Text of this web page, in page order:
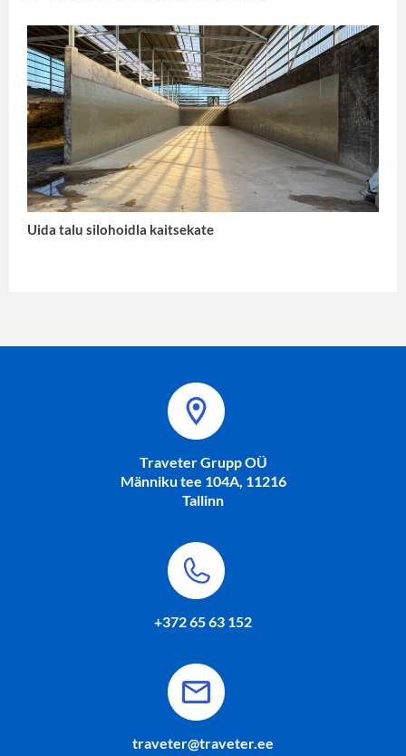
Uida talu silohoidla kaitsekate
Traveter Grupp OÜ
Männiku tee 104A, 11216
Tallinn
+372 65 63 152
traveter@traveter.ee